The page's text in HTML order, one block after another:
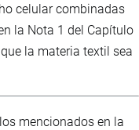
celular combinadas
la Nota 1 del Capítulo
la materia textil sea
mencionados en la